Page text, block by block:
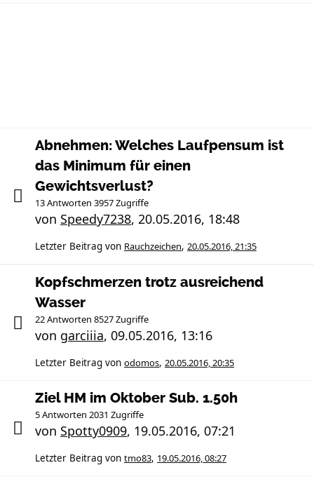
Abnehmen: Welches Laufpensum ist
das Minimum für einen
Gewichtsverlust?
13 Antworten 3957 Zugriffe
von Speedy7238, 20.05.2016, 18:48
Letzter Beitrag von Rauchzeichen, 20.05.2016, 21:35
Kopfschmerzen trotz ausreichend
Wasser
22 Antworten 8527 Zugriffe
von garciiia, 09.05.2016, 13:16
Letzter Beitrag von odomos, 20.05.2016, 20:35
Ziel HM im Oktober Sub. 1.50h
5 Antworten 2031 Zugriffe
von Spotty0909, 19.05.2016, 07:21
Letzter Beitrag von tmo83, 19.05.2016, 08:27